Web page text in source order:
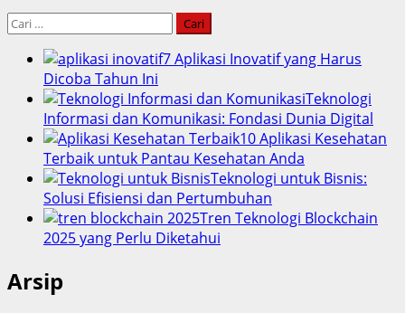
Cari
7 Aplikasi Inovatif yang Harus
Dicoba Tahun Ini
Teknologi
Informasi dan Komunikasi: Fondasi Dunia Digital
10 Aplikasi Kesehatan
Terbaik untuk Pantau Kesehatan Anda
Teknologi untuk Bisnis:
Solusi Efisiensi dan Pertumbuhan
Tren Teknologi Blockchain
2025 yang Perlu Diketahui
Arsip